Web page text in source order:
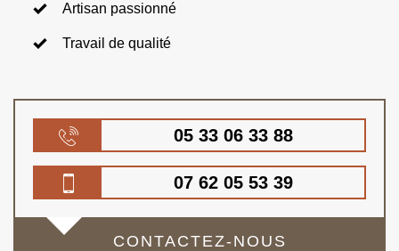
Artisan passionné
Travail de qualité
05 33 06 33 88
07 62 05 53 39
CONTACTEZ-NOUS